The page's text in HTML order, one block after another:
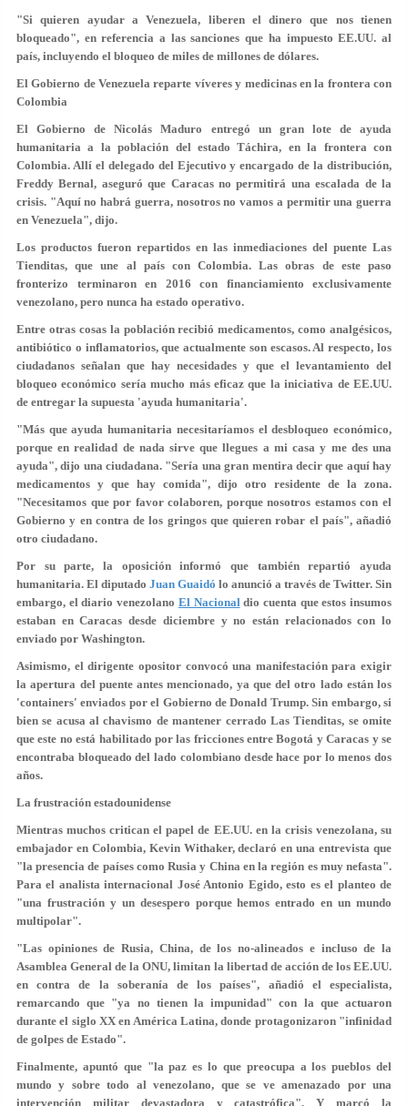
"Si quieren ayudar a Venezuela, liberen el dinero que nos tienen
bloqueado", en referencia a las sanciones que ha impuesto EE.UU. al
país, incluyendo el bloqueo de miles de millones de dólares.
El Gobierno de Venezuela reparte víveres y medicinas en la frontera con
Colombia
El Gobierno de Nicolás Maduro entregó un gran lote de ayuda
humanitaria a la población del estado Táchira, en la frontera con
Colombia. Allí el delegado del Ejecutivo y encargado de la distribución,
Freddy Bernal, aseguró que Caracas no permitirá una escalada de la
crisis. "Aquí no habrá guerra, nosotrosno vamos a permitir una guerra
en Venezuela", dijo.
Los productos fueron repartidos en las inmediaciones del puente Las
Tienditas, que une al país con Colombia. Las obras de este paso
fronterizo terminaron en 2016 con financiamiento exclusivamente
venezolano, pero nunca ha estado operativo.
Entre otras cosas la población recibió medicamentos, como analgésicos,
antibiótico o inflamatorios, que actualmente son escasos. Al respecto, los
ciudadanos señalan que hay necesidades y que el levantamiento del
bloqueo económico sería mucho más eficaz que la iniciativa de EE.UU.
de entregar la supuesta 'ayuda humanitaria'.
"Más que ayuda humanitaria necesitaríamos el desbloqueo económico,
porque en realidad de nada sirve que llegues a mi casa y me des una
ayuda", dijo una ciudadana. "Sería una gran mentira decir que aquí hay
medicamentos y que hay comida", dijo otro residente de la zona.
"Necesitamos que por favor colaboren, porque nosotros estamos con el
Gobierno y en contra delos gringos que quieren robar el país", añadió
otro ciudadano.
Por su parte, la oposición informó que también repartió ayuda
humanitaria. El diputado Juan Guaidó lo anunció a través de Twitter. Sin
embargo, el diario venezolano El Nacionaldio cuenta que estos insumos
estaban en Caracas desde diciembrey no están relacionados con lo
enviado por Washington.
Asimismo, el dirigente opositor convocó una manifestación para exigir
la apertura del puenteantes mencionado, ya que del otro lado están los
'containers' enviados por el Gobierno de Donald Trump. Sin embargo, si
bien se acusa al chavismo de mantener cerrado Las Tienditas, se omite
que este no está habilitado por las fricciones entre Bogotá y Caracas y se
encontraba bloqueado del lado colombiano desde hace por lo menos dos
años.
La frustración estadounidense
Mientras muchos critican el papel de EE.UU. en la crisis venezolana, su
embajador en Colombia, Kevin Withaker, declaró en una entrevista que
"la presencia de países como Rusia y China en la región es muy nefasta".
Para el analista internacional José Antonio Egido, esto es el planteo de
"una frustración y un desespero porquehemos entrado en un mundo
multipolar".
"Las opiniones de Rusia, China, de los no-alineados e incluso de la
Asamblea General de la ONU,limitan la libertad de acción de los EE.UU.
en contra de la soberanía de los países", añadió el especialista,
remarcando que "ya no tienen la impunidad" con la que actuaron
durante el siglo XX en América Latina, donde protagonizaron "infinidad
de golpes de Estado".
Finalmente, apuntó que "la paz es lo que preocupa a los pueblos del
mundo y sobre todo al venezolano, que se ve amenazado por una
intervención militar devastadora y catastrófica". Y marcó la